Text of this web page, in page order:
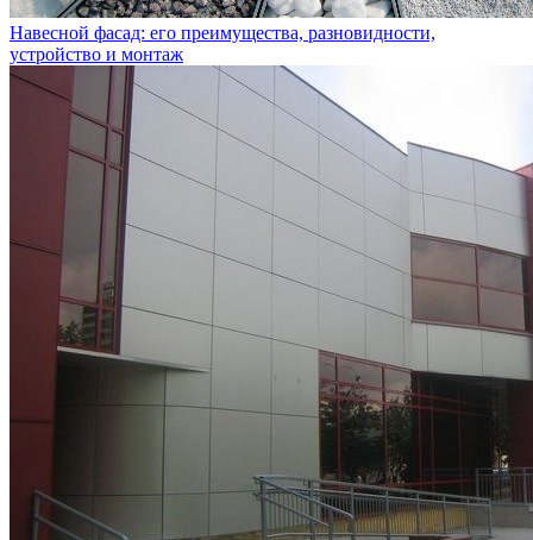
Навесной фасад: его преимущества, разновидности,
устройство и монтаж